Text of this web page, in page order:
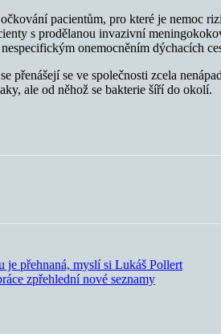
pacientům, pro které je nemoc
s prodělanou invazivní
onemocněním dýchacích
přenášejí se ve společnosti zcela
ale od něhož se bakterie šíří do okolí.
je přehnaná, myslí si Lukáš Pollert
zpřehlední nové seznamy